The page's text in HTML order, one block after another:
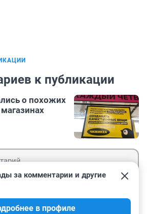
к публикации
о похожих
за комментарии и другие
в профиле